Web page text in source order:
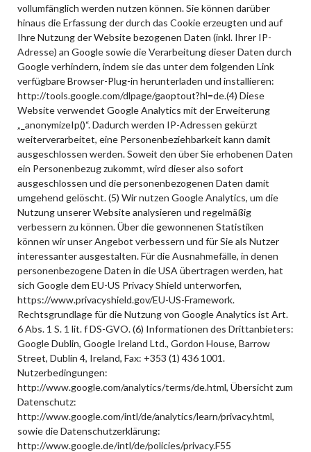
vollumfänglich werden nutzen können. Sie können darüber
hinaus die Erfassung der durch das Cookie erzeugten und auf
Ihre Nutzung der Website bezogenen Daten (inkl. Ihrer IP-
Adresse) an Google sowie die Verarbeitung dieser Daten durch
Google verhindern, indem sie das unter dem folgenden Link
verfügbare Browser-Plug-in herunterladen und installieren:
http://tools.google.com/dlpage/gaoptout?hl=de.(4) Diese
Website verwendet Google Analytics mit der Erweiterung
„_anonymizeIp()“. Dadurch werden IP-Adressen gekürzt
weiterverarbeitet, eine Personenbeziehbarkeit kann damit
ausgeschlossen werden. Soweit den über Sie erhobenen Daten
ein Personenbezug zukommt, wird dieser also sofort
ausgeschlossen und die personenbezogenen Daten damit
umgehend gelöscht. (5) Wir nutzen Google Analytics, um die
Nutzung unserer Website analysieren und regelmäßig
verbessern zu können. Über die gewonnenen Statistiken
können wir unser Angebot verbessern und für Sie als Nutzer
interessanter ausgestalten. Für die Ausnahmefälle, in denen
personenbezogene Daten in die USA übertragen werden, hat
sich Google dem EU-US Privacy Shield unterworfen,
https://www.privacyshield.gov/EU-US-Framework.
Rechtsgrundlage für die Nutzung von Google Analytics ist Art.
6 Abs. 1 S. 1 lit. f DS-GVO. (6) Informationen des Drittanbieters:
Google Dublin, Google Ireland Ltd., Gordon House, Barrow
Street, Dublin 4, Ireland, Fax: +353 (1) 436 1001.
Nutzerbedingungen:
http://www.google.com/analytics/terms/de.html, Übersicht zum
Datenschutz:
http://www.google.com/intl/de/analytics/learn/privacy.html,
sowie die Datenschutzerklärung:
http://www.google.de/intl/de/policies/privacy.F55